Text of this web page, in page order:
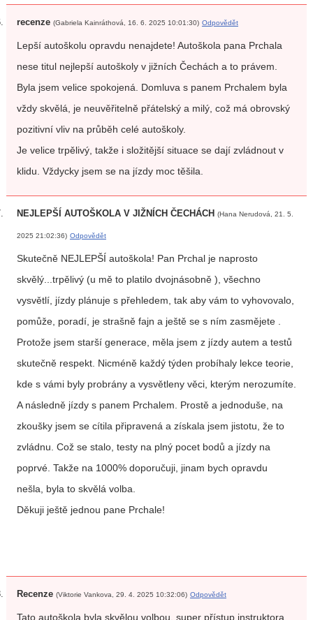
recenze (Gabriela Kainráthová, 16. 6. 2025 10:01:30) Odpovědět
Lepší autoškolu opravdu nenajdete! Autoškola pana Prchala
nese titul nejlepší autoškoly v jižních Čechách a to právem.
Byla jsem velice spokojená. Domluva s panem Prchalem byla
vždy skvělá, je neuvěřitelně přátelský a milý, což má obrovský
pozitivní vliv na průběh celé autoškoly.
Je velice trpělivý, takže i složitější situace se dají zvládnout v
klidu. Vždycky jsem se na jízdy moc těšila.
NEJLEPŠÍ AUTOŠKOLA V JIŽNÍCH ČECHÁCH (Hana Nerudová, 21. 5.
2025 21:02:36) Odpovědět
Skutečně NEJLEPŠÍ autoškola! Pan Prchal je naprosto
skvělý...trpělivý (u mě to platilo dvojnásobně ), všechno
vysvětlí, jízdy plánuje s přehledem, tak aby vám to vyhovovalo,
pomůže, poradí, je strašně fajn a ještě se s ním zasmějete .
Protože jsem starší generace, měla jsem z jízdy autem a testů
skutečně respekt. Nicméně každý týden probíhaly lekce teorie,
kde s vámi byly probrány a vysvětleny věci, kterým nerozumíte.
A následně jízdy s panem Prchalem. Prostě a jednoduše, na
zkoušky jsem se cítila připravená a získala jsem jistotu, že to
zvládnu. Což se stalo, testy na plný pocet bodů a jízdy na
poprvé. Takže na 1000% doporučuji, jinam bych opravdu
nešla, byla to skvělá volba.
Děkuji ještě jednou pane Prchale!
Recenze (Viktorie Vankova, 29. 4. 2025 10:32:06) Odpovědět
Tato autoškola byla skvělou volbou, super přístup instruktora